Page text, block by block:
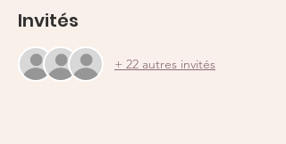
Invités
+ 22 autres invités